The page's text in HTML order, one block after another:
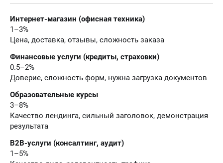
Интернет-магазин (офисная техника)
1–3%
Цена, доставка, отзывы, сложность заказа
Финансовые услуги (кредиты, страховки)
0.5–2%
Доверие, сложность форм, нужна загрузка документов
Образовательные курсы
3–8%
Качество лендинга, сильный заголовок, демонстрация
результата
B2B-услуги (консалтинг, аудит)
1–5%